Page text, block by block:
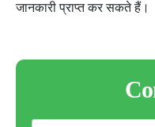
जानकारी प्राप्त कर सकते हैं।